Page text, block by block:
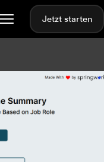
Jetzt starten